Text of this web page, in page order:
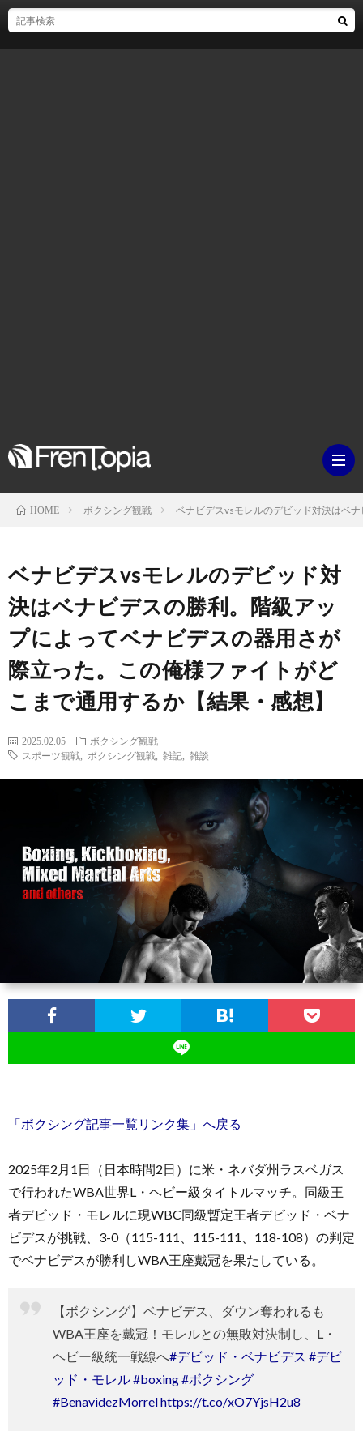
グ
刊
ナ
プ
ボ
グ
戦
ン
ド
ラ
マ
ラ
ー
ー
ム
お
HOME ボクシング観戦 ベナビデスvsモレルのデビッド対決はベ
ベナビデスvsモレルのデビッド対
決はベナビデスの勝利。階級アッ
プによってベナビデスの器用さが
際立った。この俺様ファイトがど
こまで通用するか【結果・感想】
2025.02.05
ボクシング観戦
スポーツ観戦
ボクシング観戦 雑記 雑談
「ボクシング記事一覧リンク集」へ戻る
2025年2月1日（日本時間2日）に米・ネバダ州ラスベガス
で行われたWBA世界L・ヘビー級タイトルマッチ。同級王
者デビッド・モレルに現WBC同級暫定王者デビッド・ベナ
ビデスが挑戦、3-0（115-111、115-111、118-108）の判定
でベナビデスが勝利しWBA王座戴冠を果たしている。
【ボクシング】ベナビデス、ダウン奪われるも
WBA王座を戴冠！モレルとの無敗対決制し、L・
ヘビー級統一戦線へ#デビッド・ベナビデス #デビ
ッド・モレル#boxing#ボクシング
#BenavidezMorrelhttps://t.co/xO7YjsH2u8